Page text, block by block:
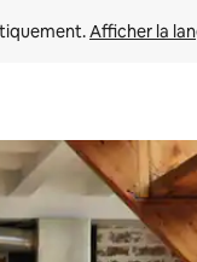
Afficher la